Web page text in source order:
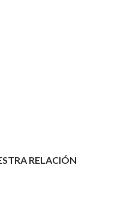
RELACIÓN